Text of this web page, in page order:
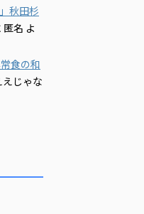
秋田杉
匿名 よ
食の和
えじゃな